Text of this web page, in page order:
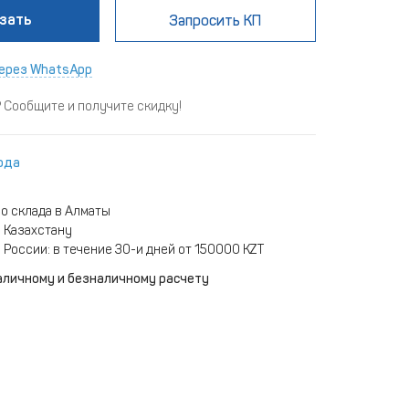
Запросить КП
WhatsApp
и получите скидку!
склада в Алматы
в течение 30-и дней от 150000 KZT
и безналичному расчету